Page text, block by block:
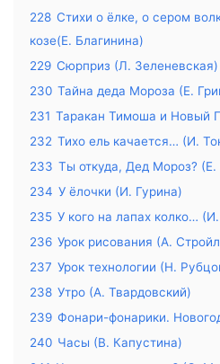
228 Стихи о ёлке, о сером
козе(Е. Благинина)
229 Сюрприз (Л. Зеленевская)
230 Тайна деда Мороза (Е.
231 Таракан Тимоша и Новый
232 Тихо ель качается… (И.
233 Ты откуда, Дед Мороз?
234 У ёлочки (И. Гурина)
235 У кого на лапах колко…
236 Урок рисования (А.
237 Урок технологии (Н.
238 Утро (А. Твардовский)
239 Фонари-фонарики.
240 Часы (В. Капустина)